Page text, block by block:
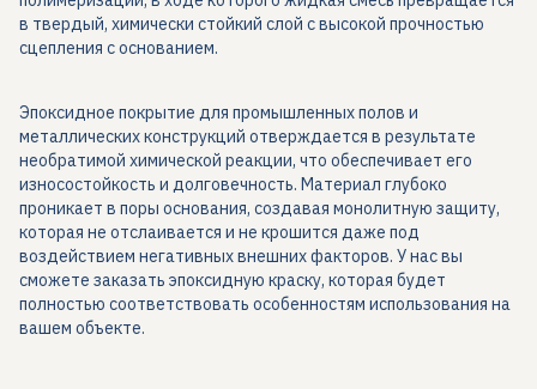
в твердый, химически стойкий слой с высокой прочностью
сцепления с основанием.
Эпоксидное покрытие для промышленных полов и
металлических конструкций отверждается в результате
необратимой химической реакции, что обеспечивает его
износостойкость и долговечность. Материал глубоко
проникает в поры основания, создавая монолитную защиту,
которая не отслаивается и не крошится даже под
воздействием негативных внешних факторов. У нас вы
сможете заказать эпоксидную краску, которая будет
полностью соответствовать особенностям использования на
вашем объекте.